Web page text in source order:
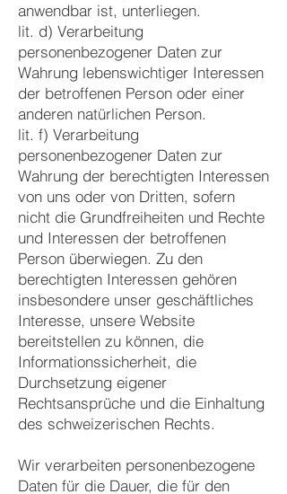
anwendbar ist, unterliegen.
lit. d) Verarbeitung
personenbezogener Daten zur
Wahrung lebenswichtiger Interessen
der betroffenen Person oder einer
anderen natürlichen Person.
lit. f) Verarbeitung
personenbezogener Daten zur
Wahrung der berechtigten Interessen
von uns oder von Dritten, sofern
nicht die Grundfreiheiten und Rechte
und Interessen der betroffenen
Person überwiegen. Zu den
berechtigten Interessen gehören
insbesondere unser geschäftliches
Interesse, unsere Website
bereitstellen zu können, die
Informationssicherheit, die
Durchsetzung eigener
Rechtsansprüche und die Einhaltung
des schweizerischen Rechts.
Wir verarbeiten personenbezogene
Daten für die Dauer, die für den